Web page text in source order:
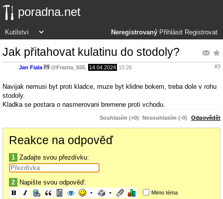
poradna.net
Neregistrovaný Přihlásit Registrovat
Jak přitahovat kulatinu do stodoly?
Jan Fiala @Franta_555 14.04.2024 10:26 #3
Navijak nemusi byt proti kladce, muze byt klidne bokem, treba dole v rohu
stodoly.
Kladka se postara o nasmerovani bremene proti vchodu.
Souhlasím (+0) Nesouhlasím (-0) Odpovědět
Reakce na odpověď
1 Zadajte svou přezdívku:
2 Napište svou odpověď:
Mimo téma